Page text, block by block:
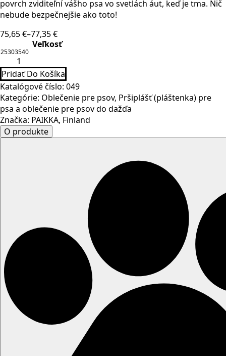
povrch zviditeľní vášho psa vo svetlách áut, keď je tma. Nič
nebude bezpečnejšie ako toto!
75,65€–77,35€
Price
range:
75,65 €
through
77,35 €
Veľkosť
25303540
množstvo
PAIKKA
Regeneračný
reflexný
pršiplášť
pre
psov
Orange
Pridať Do Košíka
Katalógové číslo: 049
Kategórie: Oblečenie pre psov, Pršiplášť (pláštenka) pre
psa a oblečenie pre psov do dažďa
Značka: PAIKKA, Finland
O produkte